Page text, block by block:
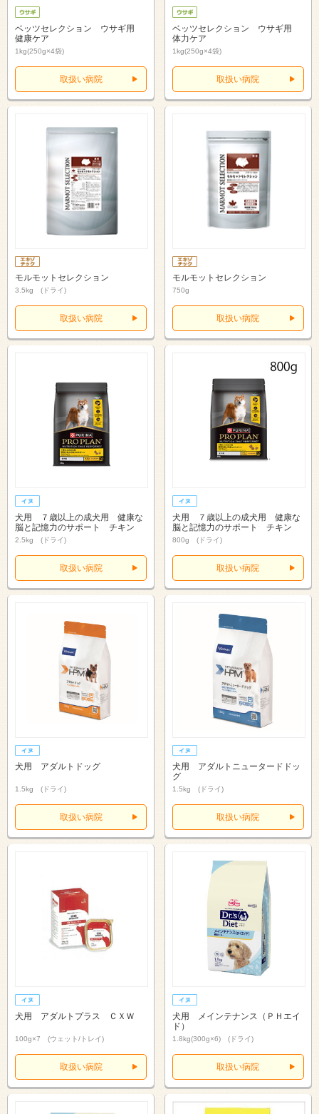
ベッツセレクション ウサギ用
健康ケア
1kg(250g×4袋)
取扱い病院
ベッツセレクション ウサギ用
体力ケア
1kg(250g×4袋)
取扱い病院
モルモットセレクション
3.5kg (ドライ)
取扱い病院
モルモットセレクション
750g
取扱い病院
犬用 ７歳以上の成犬用 健康な
脳と記憶力のサポート チキン
2.5kg (ドライ)
取扱い病院
犬用 ７歳以上の成犬用 健康な
脳と記憶力のサポート チキン
800g (ドライ)
取扱い病院
犬用 アダルトドッグ
1.5kg (ドライ)
取扱い病院
犬用 アダルトニュータードドッ
グ
1.5kg (ドライ)
取扱い病院
犬用 アダルトプラス ＣＸＷ
100g×7 (ウェット/トレイ)
取扱い病院
犬用 メインテナンス（ＰＨエイ
ド）
1.8kg(300g×6) (ドライ)
取扱い病院